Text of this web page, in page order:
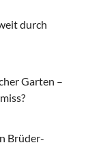
durch
Garten –
Brüder-